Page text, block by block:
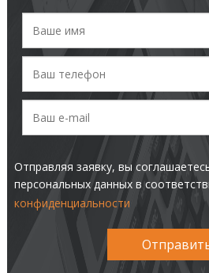
Отправляя заявку, вы
персональных данных в
конфиденциальности